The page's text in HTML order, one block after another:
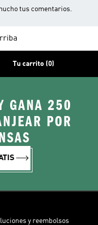
tus comentarios.
Tu carrito (0)
GANA 250
POR
y reembolsos